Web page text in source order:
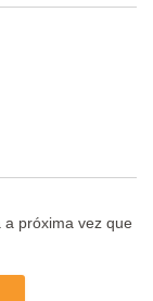
próxima vez que